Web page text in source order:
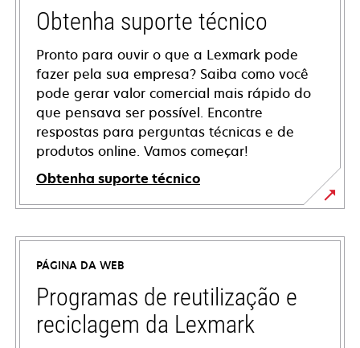
Obtenha suporte técnico
Pronto para ouvir o que a Lexmark pode
fazer pela sua empresa? Saiba como você
pode gerar valor comercial mais rápido do
que pensava ser possível. Encontre
respostas para perguntas técnicas e de
produtos online. Vamos começar!
Obtenha suporte técnico
abre
em
nova
guia
PÁGINA DA WEB
Programas de reutilização e
reciclagem da Lexmark